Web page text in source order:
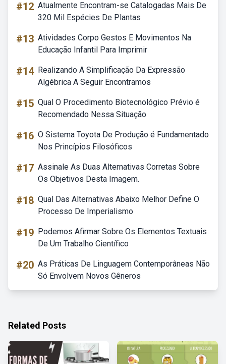
#12 Atualmente Encontram-se Catalogadas Mais De
320 Mil Espécies De Plantas
#13 Atividades Corpo Gestos E Movimentos Na
Educação Infantil Para Imprimir
#14 Realizando A Simplificação Da Expressão
Algébrica A Seguir Encontramos
#15 Qual O Procedimento Biotecnológico Prévio é
Recomendado Nessa Situação
#16 O Sistema Toyota De Produção é Fundamentado
Nos Princípios Filosóficos
#17 Assinale As Duas Alternativas Corretas Sobre
Os Objetivos Desta Imagem.
#18 Qual Das Alternativas Abaixo Melhor Define O
Processo De Imperialismo
#19 Podemos Afirmar Sobre Os Elementos Textuais
De Um Trabalho Científico
#20 As Práticas De Linguagem Contemporâneas Não
Só Envolvem Novos Gêneros
Related Posts